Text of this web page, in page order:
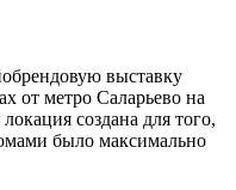
выставку
от метро Саларьево на
создана для того,
было максимально